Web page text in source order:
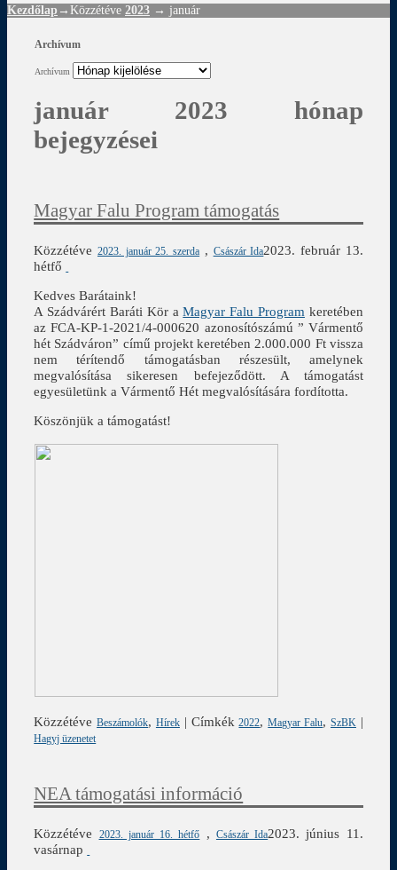
Kezdőlap →Közzétéve 2023 → január
Archívum
Archívum
január 2023 hónap
bejegyzései
Magyar Falu Program támogatás
Közzétéve 2023. január 25. szerda , Császár Ida2023. február 13.
hétfő
Kedves Barátaink!
A Szádvárért Baráti Kör aMagyar Falu Program keretében
az FCA-KP-1-2021/4-000620 azonosítószámú ” Vármentő
hét Szádváron” című projekt keretében 2.000.000 Ft vissza
nem térítendő támogatásban részesült, amelynek
megvalósítása sikeresen befejeződött. A támogatást
egyesületünk a Vármentő Hét megvalósítására fordította.
Köszönjük a támogatást!
Közzétéve Beszámolók, Hírek| Címkék 2022,Magyar Falu, SzBK |
Hagyj üzenetet
NEA támogatási információ
Közzétéve 2023. január 16. hétfő , Császár Ida2023. június 11.
vasárnap